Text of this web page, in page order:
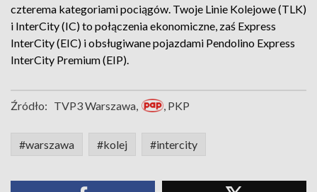
czterema kategoriami pociągów. Twoje Linie Kolejowe (TLK)
i InterCity (IC) to połączenia ekonomiczne, zaś Express
InterCity (EIC) i obsługiwane pojazdami Pendolino Express
InterCity Premium (EIP).
Źródło: TVP3 Warszawa, , PKP
#warszawa #kolej #intercity